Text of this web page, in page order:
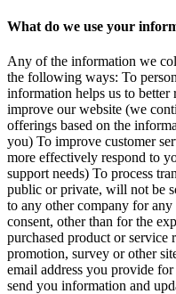
What do we use your
Any of the information we
the following ways: To
information helps us to
improve our website (we
offerings based on the
you) To improve customer
more effectively respond to
support needs) To process
public or private, will not be
to any other company for
consent, other than for the
purchased product or service
promotion, survey or other
email address you provide
send you information and